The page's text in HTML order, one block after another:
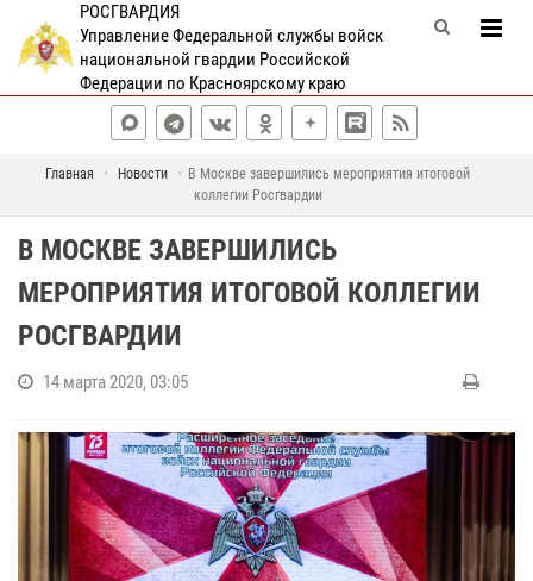
РОСГВАРДИЯ
Управление Федеральной службы войск
национальной гвардии Российской
Федерации по Красноярскому краю
Главная Новости
В Москве завершились мероприятия итоговой
коллегии Росгвардии
В МОСКВЕ ЗАВЕРШИЛИСЬ
МЕРОПРИЯТИЯ ИТОГОВОЙ КОЛЛЕГИИ
РОСГВАРДИИ
14 марта 2020, 03:05